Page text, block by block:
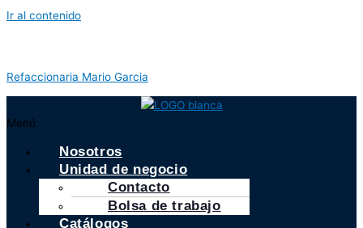
Ir al contenido
Refaccionaria Mario Garcia
Menú
Nosotros
Unidad de negocio
Contacto
Bolsa de trabajo
Catálogos